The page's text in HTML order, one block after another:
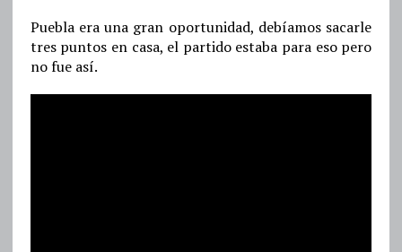
Puebla era una gran oportunidad, debíamos sacarle
tres puntos en casa, el partido estaba para eso pero
no fue así.